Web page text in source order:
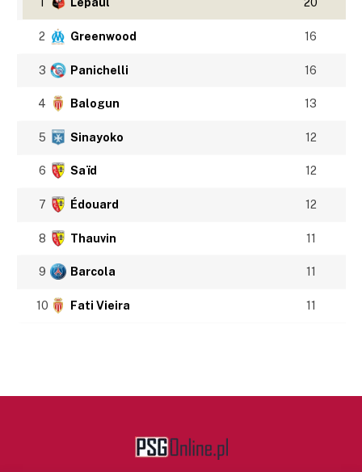
1 Lepaul 20
2 Greenwood 16
3 Panichelli 16
4 Balogun 13
5 Sinayoko 12
6 Saïd 12
7 Édouard 12
8 Thauvin 11
9 Barcola 11
10 Fati Vieira 11